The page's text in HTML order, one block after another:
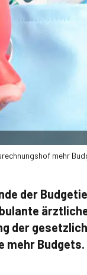
mehr
der
der
mehr Budgets.